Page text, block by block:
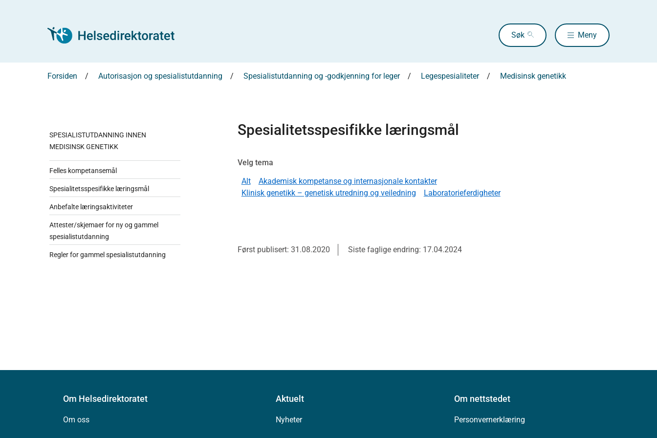
Søk Meny
Forsiden Autorisasjon og spesialistutdanning Spesialistutdanning og -godkjenning for leger Legespesialiteter Medisinsk genetikk
SPESIALISTUTDANNING INNEN
MEDISINSK GENETIKK
Felles kompetansemål
Spesialitetsspesifikke læringsmål
Anbefalte læringsaktiviteter
Attester/skjemaer for ny og gammel
spesialistutdanning
Regler for gammel spesialistutdanning
Spesialitetsspesifikke læringsmål
Velg tema
Alt
Akademisk kompetanse og internasjonale kontakter
Klinisk genetikk – genetisk utredning og veiledning
Laboratorieferdigheter
Først publisert: 31.08.2020 Siste faglige endring: 17.04.2024
Om Helsedirektoratet
Om oss
Aktuelt
Nyheter
Om nettstedet
Personvernerklæring